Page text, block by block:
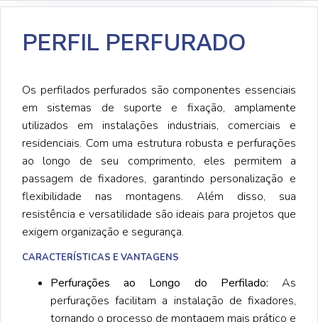
PERFIL PERFURADO
Os perfilados perfurados são componentes essenciais
em sistemas de suporte e fixação, amplamente
utilizados em instalações industriais, comerciais e
residenciais. Com uma estrutura robusta e perfurações
ao longo de seu comprimento, eles permitem a
passagem de fixadores, garantindo personalização e
flexibilidade nas montagens. Além disso, sua
resistência e versatilidade são ideais para projetos que
exigem organização e segurança.
CARACTERÍSTICAS E VANTAGENS
Perfurações ao Longo do Perfilado: As
perfurações facilitam a instalação de fixadores,
tornando o processo de montagem mais prático e